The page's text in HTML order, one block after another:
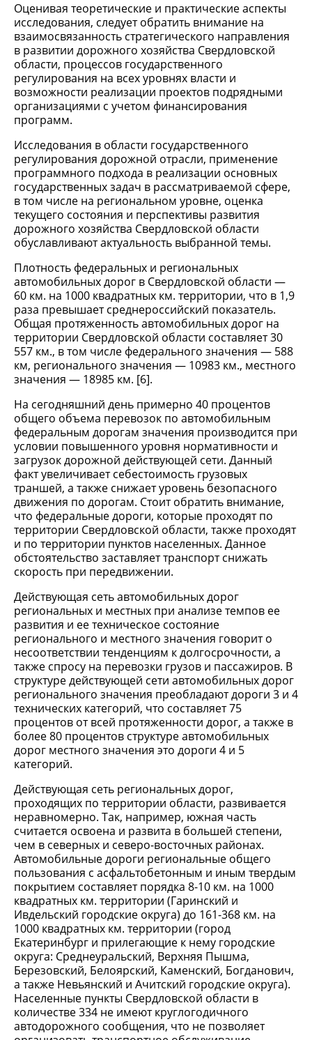
Оценивая теоретические и практические аспекты
исследования, следует обратить внимание на
взаимосвязанность стратегического направления
в развитии дорожного хозяйства Свердловской
области, процессов государственного
регулирования на всех уровнях власти и
возможности реализации проектов подрядными
организациями с учетом финансирования
программ.
Исследования в области государственного
регулирования дорожной отрасли, применение
программного подхода в реализации основных
государственных задач в рассматриваемой сфере,
в том числе на региональном уровне, оценка
текущего состояния и перспективы развития
дорожного хозяйства Свердловской области
обуславливают актуальность выбранной темы.
Плотность федеральных и региональных
автомобильных дорог в Свердловской области —
60 км. на 1000 квадратных км. территории, что в 1,9
раза превышает среднероссийский показатель.
Общая протяженность автомобильных дорог на
территории Свердловской области составляет 30
557 км., в том числе федерального значения — 588
км, регионального значения — 10983 км., местного
значения — 18985 км. [6].
На сегодняшний день примерно 40 процентов
общего объема перевозок по автомобильным
федеральным дорогам значения производится при
условии повышенного уровня нормативности и
загрузок дорожной действующей сети. Данный
факт увеличивает себестоимость грузовых
траншей, а также снижает уровень безопасного
движения по дорогам. Стоит обратить внимание,
что федеральные дороги, которые проходят по
территории Свердловской области, также проходят
и по территории пунктов населенных. Данное
обстоятельство заставляет транспорт снижать
скорость при передвижении.
Действующая сеть автомобильных дорог
региональных и местных при анализе темпов ее
развития и ее техническое состояние
регионального и местного значения говорит о
несоответствии тенденциям к долгосрочности, а
также спросу на перевозки грузов и пассажиров. В
структуре действующей сети автомобильных дорог
регионального значения преобладают дороги 3 и 4
технических категорий, что составляет 75
процентов от всей протяженности дорог, а также в
более 80 процентов структуре автомобильных
дорог местного значения это дороги 4 и 5
категорий.
Действующая сеть региональных дорог,
проходящих по территории области, развивается
неравномерно. Так, например, южная часть
считается освоена и развита в большей степени,
чем в северных и северо-восточных районах.
Автомобильные дороги региональные общего
пользования с асфальтобетонным и иным твердым
покрытием составляет порядка 8-10 км. на 1000
квадратных км. территории (Гаринский и
Ивдельский городские округа) до 161-368 км. на
1000 квадратных км. территории (город
Екатеринбург и прилегающие к нему городские
округа: Среднеуральский, Верхняя Пышма,
Березовский, Белоярский, Каменский, Богданович,
а также Невьянский и Ачитский городские округа).
Населенные пункты Свердловской области в
количестве 334 не имеют круглогодичного
автодорожного сообщения, что не позволяет